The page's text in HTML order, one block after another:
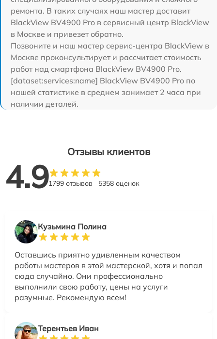
ремонта. В таких случаях наш мастер доставит
BlackView BV4900 Pro в сервисный центр BlackView
в Москве и привезет обратно.
Позвоните и наш мастер сервис-центра BlackView в
Москве проконсультирует и рассчитает стоимость
работ над смартфона BlackView BV4900 Pro.
[dataset:services:name] BlackView BV4900 Pro по
нашей статистике в среднем занимает 2 часа при
наличии деталей.
Отзывы клиентов
4.91799 отзывов 5358 оценок
Кузьмина Полина
Оставшись приятно удивленным качеством
работы мастеров в этой мастерской, хотя и попал
сюда случайно. Они профессионально
выполнили свою работу, цены на услуги
разумные. Рекомендую всем!
Терентьев Иван